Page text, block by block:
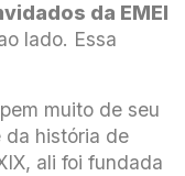
da EMEI
lado. Essa
muito de seu
história de
ali foi fundada